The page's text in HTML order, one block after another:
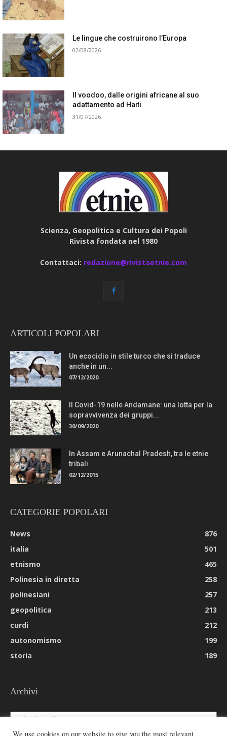
Le lingue che costruirono l’Europa
02/08/2026
Il voodoo, dalle origini africane al suo
adattamento ad Haiti
31/07/2026
Scienza, Geopolitica e Cultura dei Popoli
Rivista fondata nel 1980
Contattaci: redazione@rivistaetnie.com
ARTICOLI POPOLARI
Un ecocidio in stile turco che si traduce
anche in un...
07/12/2020
Il Covid-19 nelle Andamane: una lotta per la
sopravvivenza dei gruppi...
30/09/2020
In Assam e Arunachal Pradesh, tra le etnie
tribali
02/12/2015
CATEGORIE POPOLARI
News
876
italia
501
etnismo
465
Polinesia in diretta
258
polinesiani
257
geopolitica
213
curdi
212
autonomismo
199
storia
189
Archivi
Archivi
We use cookies on our website to give you the most relevant